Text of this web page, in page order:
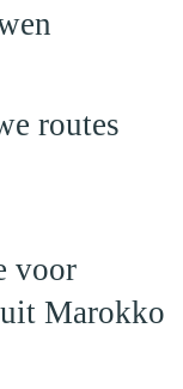
routes
voor
Marokko